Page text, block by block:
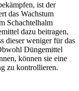
ist der
das Wachstum
Schachtelhalm
dazu beitragen,
dieser weniger für das
Düngemittel
können sie eine
zu kontrollieren.